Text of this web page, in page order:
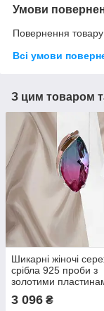
Умови
Повернення
Всі умови
З цим товаром
Шикарні жіночі
срібла 925 проби з
золотими
проби і аметрином
3 096 ₴